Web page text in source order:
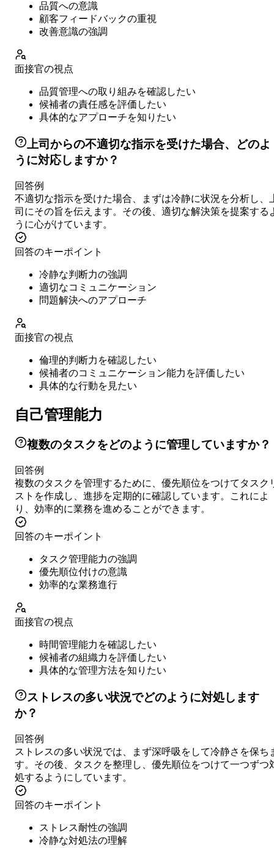
品質への意識
顧客フィードバックの重視
改善意識の強調
面接官の視点
品質管理への取り組みを確認したい
候補者の責任感を評価したい
具体的なアプローチを知りたい
上司からの不適切な指示を受けた場合、どのよ
うに対応しますか？
回答例
不適切な指示を受けた場合、まずは冷静に状況を分析し、
司にその旨を伝えます。その後、適切な解決策を提案する
うに心がけています。
回答のキーポイント
冷静な判断力の強調
適切なコミュニケーション
問題解決へのアプローチ
面接官の視点
倫理的判断力を確認したい
候補者のコミュニケーション能力を評価したい
具体的な行動を見たい
自己管理能力
複数のタスクをどのように管理していますか？
回答例
複数のタスクを管理するために、優先順位をつけてタスク
ストを作成し、進捗を定期的に確認しています。これによ
り、効率的に業務を進めることができます。
回答のキーポイント
タスク管理能力の強調
優先順位付けの意識
効率的な業務進行
面接官の視点
時間管理能力を確認したい
候補者の組織力を評価したい
具体的な管理方法を知りたい
ストレスの多い状況でどのように対処します
か？
回答例
ストレスの多い状況では、まず深呼吸をして冷静さを保ち
す。その後、タスクを整理し、優先順位をつけて一つずつ
処するようにしています。
回答のキーポイント
ストレス耐性の強調
冷静な対処法の理解